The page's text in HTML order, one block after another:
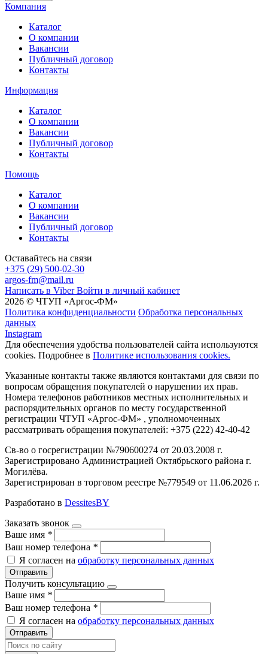
Компания
Каталог
О компании
Вакансии
Публичный договор
Контакты
Информация
Каталог
О компании
Вакансии
Публичный договор
Контакты
Помощь
Каталог
О компании
Вакансии
Публичный договор
Контакты
Оставайтесь на связи
+375 (29) 500-02-30
argos-fm@mail.ru
Написать в Viber Войти в личный кабинет
2026 © ЧТУП «Аргос-ФМ»
Политика конфиденциальности Обработка персональных
данных
Instagram
Для обеспечения удобства пользователей сайта используются
cookies. Подробнее в Политике использования cookies.
Указанные контакты также являются контактами для связи по
вопросам обращения покупателей о нарушении их прав.
Номера телефонов работников местных исполнительных и
распорядительных органов по месту государственной
регистрации ЧТУП «Аргос-ФМ» , уполномоченных
рассматривать обращения покупателей: +375 (222) 42-40-42
Св-во о госрегистрации №790600274 от 20.03.2008 г.
Зарегистрировано Администрацией Октябрьского района г.
Могилёва.
Зарегистрирован в торговом реестре №779549 от 11.06.2026 г.
Разработано в DessitesBY
Заказать звонок
Ваше имя *
Ваш номер телефона *
Я согласен на обработку персональных данных
Отправить
Получить консультацию
Ваше имя *
Ваш номер телефона *
Я согласен на обработку персональных данных
Отправить